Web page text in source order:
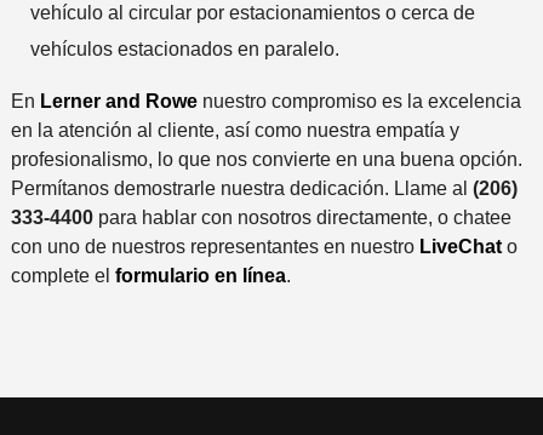
vehículo al circular por estacionamientos o cerca de
vehículos estacionados en paralelo.
En Lerner and Rowenuestro compromiso es la excelencia
en la atención al cliente, así como nuestra empatía y
profesionalismo, lo que nos convierte en una buena opción.
Permítanos demostrarle nuestra dedicación. Llame al (206)
333-4400 para hablar con nosotros directamente, o chatee
con uno de nuestros representantes en nuestro LiveChato
complete el formulario en línea.